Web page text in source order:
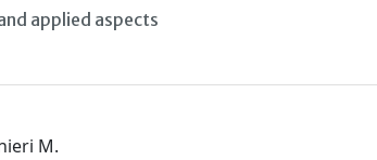
applied aspects
M.